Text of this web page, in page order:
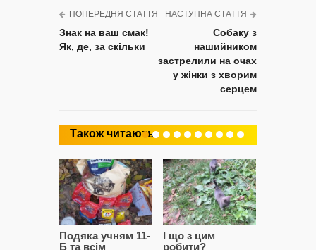
ПОПЕРЕДНЯ СТАТТЯ
Знак на ваш смак!
Як, де, за скільки
НАСТУПНА СТАТТЯ
Собаку з
нашийником
застрелили на очах
у жінки з хворим
серцем
Також читають
Подяка учням 11-
Б та всім
І що з цим
робити?